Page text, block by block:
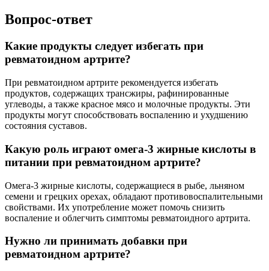
Вопрос-ответ
Какие продукты следует избегать при
ревматоидном артрите?
При ревматоидном артрите рекомендуется избегать
продуктов, содержащих трансжиры, рафинированные
углеводы, а также красное мясо и молочные продукты. Эти
продукты могут способствовать воспалению и ухудшению
состояния суставов.
Какую роль играют омега-3 жирные кислоты в
питании при ревматоидном артрите?
Омега-3 жирные кислоты, содержащиеся в рыбе, льняном
семени и грецких орехах, обладают противовоспалительными
свойствами. Их употребление может помочь снизить
воспаление и облегчить симптомы ревматоидного артрита.
Нужно ли принимать добавки при
ревматоидном артрите?